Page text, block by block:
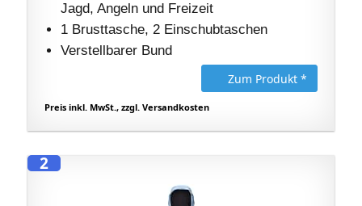
Jagd, Angeln und Freizeit
1 Brusttasche, 2 Einschubtaschen
Verstellbarer Bund
Zum Produkt *
Preis inkl. MwSt., zzgl. Versandkosten
2